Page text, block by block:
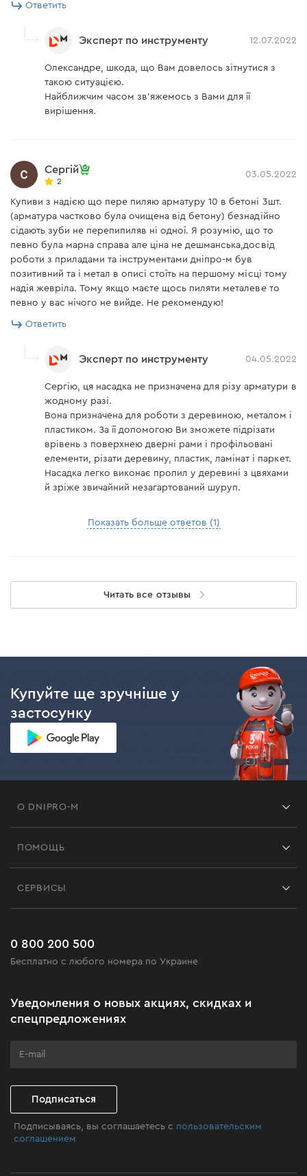
Ответить
Эксперт по инструменту 12.07.2022
Олександре, шкода, що Вам довелось зітнутися з
такою ситуацією.
Найближчим часом зв'яжемось з Вами для її
вирішення.
Сергій
2
03.05.2022
Купиви з надією що пере пиляю арматуру 10 в бетоні 3шт.
(арматура частково була очищена від бетону) безнадійно
сідають зуби не перепипиляв ні одної. Я розумію, що то
певно була марна справа але ціна не дешманська,досвід
роботи з приладами та інструментами дніпро-м був
позитивний та і метал в описі стоїть на першому місці тому
надія жевріла. Тому якщо маєте щось пиляти металеве то
певно у вас нічого не вийде. Не рекомендую!
Ответить
Эксперт по инструменту 04.05.2022
Сергію, ця насадка не призначена для різу арматури в
жодному разі.
Вона призначена для роботи з деревиною, металом і
пластиком. За її допомогою Ви зможете підрізати
врівень з поверхнею дверні рами і профільовані
елементи, різати деревину, пластик, ламінат і паркет.
Насадка легко виконає пропил у деревині з цвяхами
й зріже звичайний незагартований шуруп.
Показать больше ответов (1)
Читать все отзывы
Купуйте ще зручніше у
застосунку
О DNIPRO-M
Черная пятница
Клуб мастерства
ПОМОЩЬ
Часто задаваемые вопросы
СЕРВИСЫ
0 800 200 500
Бесплатно с любого номера по Украине
Уведомления о новых акциях, скидках и
спецпредложениях
Подписаться
Подписываясь, вы соглашаетесь с пользовательским
соглашением